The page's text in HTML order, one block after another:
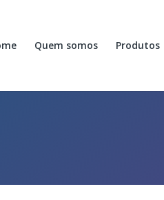
Quem somos Produtos